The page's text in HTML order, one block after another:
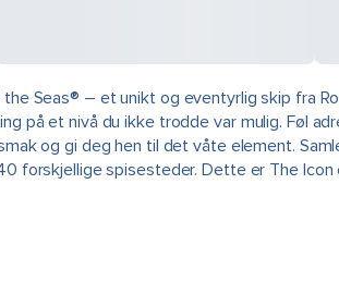
Seas® – et unikt og eventyrlig skip fra
på et nivå du ikke trodde var mulig. Føl
og gi deg hen til det våte element.
forskjellige spisesteder. Dette er The Icon